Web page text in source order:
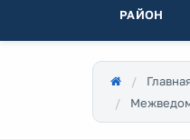
РАЙОН